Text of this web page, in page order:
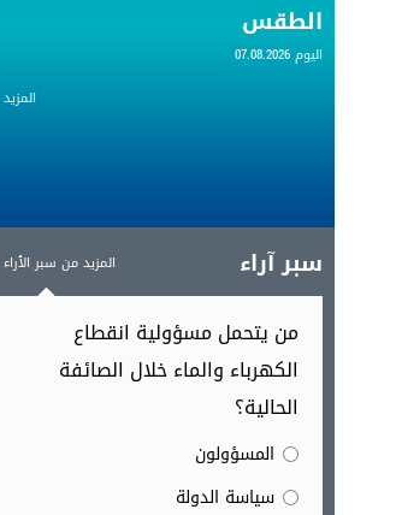
الطقس
اليوم 07.08.2026
المزيد
المزيد من سبر الٱراء سبر آراء
من يتحمل مسؤولية انقطاع
الكهرباء والماء خلال الصائفة
الحالية؟
المسؤولون
سياسة الدولة